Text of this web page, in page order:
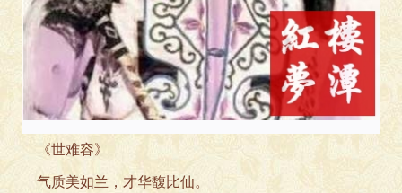
《世难容》
气质美如兰，才华馥比仙。